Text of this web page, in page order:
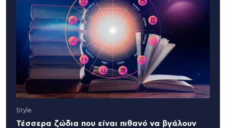
Style
Τέσσερα ζώδια που είναι πιθανό να βγάλουν